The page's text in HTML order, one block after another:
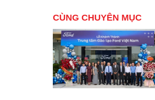
CÙNG CHUYÊN MỤC